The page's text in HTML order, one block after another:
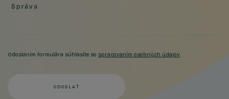
Správa
Odoslaním formulára súhlasíte so spracovaním osobných údajov.
ODOSLAŤ